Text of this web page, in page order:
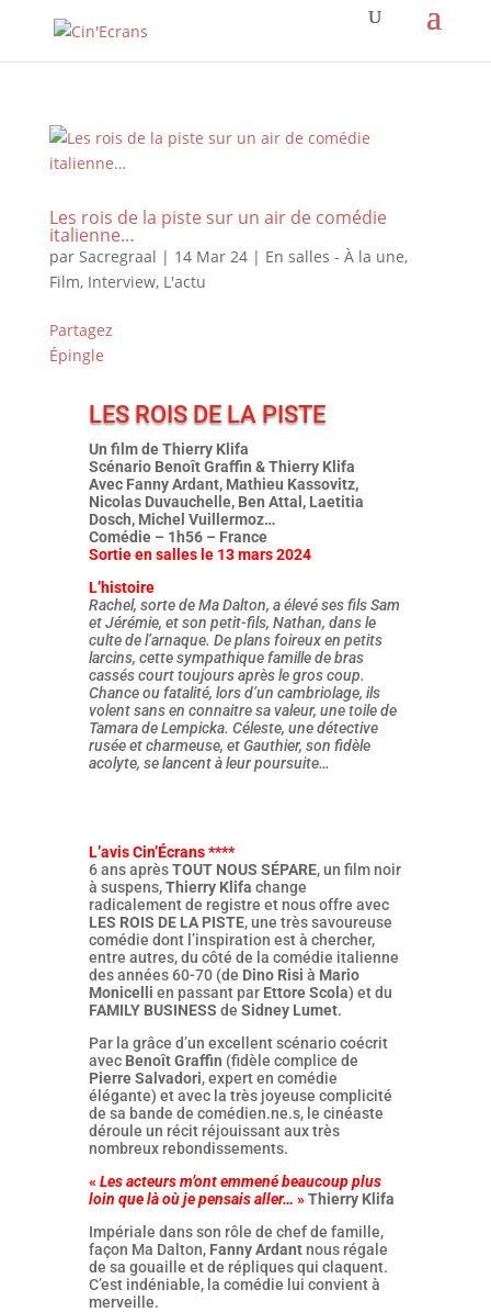
Les rois de la piste sur un air de comédie
italienne…
par Sacregraal | 14 Mar 24| En salles - À la une,
Film, Interview, L'actu
Partagez
Épingle
LES ROIS DE LA PISTE
Un film de Thierry Klifa
Scénario Benoît Graffin & Thierry Klifa
Avec Fanny Ardant, Mathieu Kassovitz,
Nicolas Duvauchelle, Ben Attal, Laetitia
Dosch, Michel Vuillermoz…
Comédie – 1h56 – France
Sortie en salles le 13 mars 2024
L’histoire
Rachel, sorte de Ma Dalton, a élevé ses fils Sam
et Jérémie, et son petit-fils, Nathan, dans le
culte de l’arnaque. De plans foireux en petits
larcins, cette sympathique famille de bras
cassés court toujours après le gros coup.
Chance ou fatalité, lors d’un cambriolage, ils
volent sans en connaitre sa valeur, une toile de
Tamara de Lempicka. Céleste, une détective
rusée et charmeuse, et Gauthier, son fidèle
acolyte, se lancent à leur poursuite…
L’avis Cin’Écrans ****
6 ans aprèsTOUT NOUS SÉPARE, un film noir
à suspens,Thierry Klifa change
radicalement de registre et nous offre avec
LES ROIS DE LA PISTE, une très savoureuse
comédie dont l’inspiration est à chercher,
entre autres, du côté de la comédie italienne
des années 60-70 (de Dino Risi à Mario
Monicelli en passant par Ettore Scola) et du
FAMILY BUSINESS de Sidney Lumet.
Par la grâce d’un excellent scénario coécrit
avec Benoît Graffin (fidèle complice de
Pierre Salvadori, expert en comédie
élégante) et avec la très joyeuse complicité
de sa bande de comédien.ne.s, le cinéaste
déroule un récit réjouissant aux très
nombreux rebondissements.
« Les acteurs m’ont emmené beaucoup plus
loin que là où je pensais aller… »Thierry Klifa
Impériale dans son rôle de chef de famille,
façon Ma Dalton, Fanny Ardantnous régale
de sa gouaille et de répliques qui claquent.
C’est indéniable, la comédie lui convient à
merveille.